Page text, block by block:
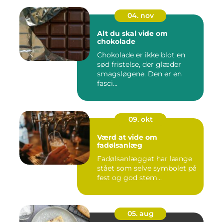
04. nov
Alt du skal vide om
chokolade
Chokolade er ikke blot en
sød fristelse, der glæder
smagsløgene. Den er en
fasci...
09. okt
Værd at vide om
fadølsanlæg
Fadølsanlægget har længe
stået som selve symbolet på
fest og god stem...
05. aug